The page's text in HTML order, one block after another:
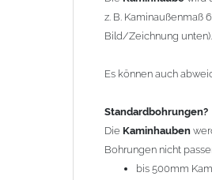
Befestigung/Stützen
Kaminhaubewird inkl.
kann mit längeren
Kaminkopfabdeckung
Kaminhaubewirdohne
Kaminabdeckung".
z. B. Kaminaußenmaß
Bild/Zeichnung unten).
Es können auch
Standardbohrungen?
Die Kaminhauben
Bohrungen nicht
bis 500mm